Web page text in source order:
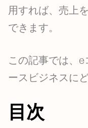
用すれば、売上
できます。
この記事では、
ースビジネスに
目次